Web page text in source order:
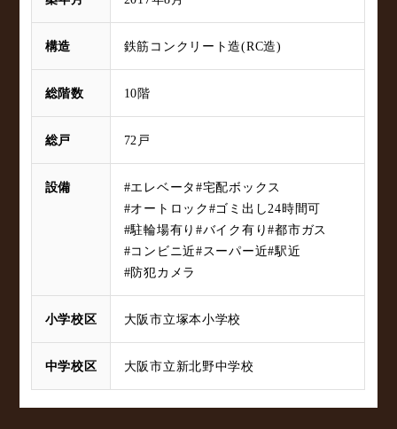
構造 鉄筋コンクリート造(RC造)
総階数 10階
総戸 72戸
設備 #エレベータ#宅配ボックス
#オートロック#ゴミ出し24時間可
#駐輪場有り#バイク有り#都市ガス
#コンビニ近#スーパー近#駅近
#防犯カメラ
小学校区 大阪市立塚本小学校
中学校区 大阪市立新北野中学校